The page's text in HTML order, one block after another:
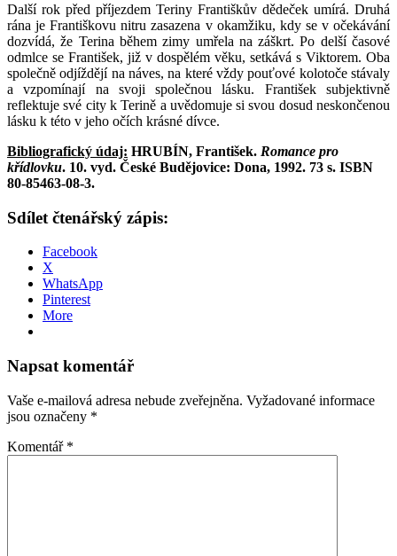
Další rok před příjezdem Teriny Františkův dědeček umírá. Druhá
rána je Františkovu nitru zasazena v okamžiku, kdy se v očekávání
dozvídá, že Terina během zimy umřela na záškrt. Po delší časové
odmlce se František, již v dospělém věku, setkává s Viktorem. Oba
společně odjíždějí na náves, na které vždy pouťové kolotoče stávaly
a vzpomínají na svoji společnou lásku. František subjektivně
reflektuje své city k Terině a uvědomuje si svou dosud neskončenou
lásku k této v jeho očích krásné dívce.
Bibliografický údaj: HRUBÍN, František. Romance pro
křídlovku. 10. vyd. České Budějovice: Dona, 1992. 73 s. ISBN
80-85463-08-3.
Sdílet čtenářský zápis:
Facebook
X
WhatsApp
Pinterest
More
Napsat komentář
Vaše e-mailová adresa nebude zveřejněna. Vyžadované informace
jsou označeny *
Komentář *